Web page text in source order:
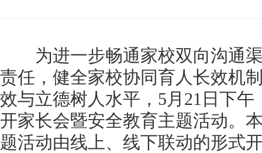
为进一步畅通家校双向沟通渠
责任，健全家校协同育人长效机
效与立德树人水平，5月21日下
开家长会暨安全教育主题活动。
题活动由线上、线下联动的形式